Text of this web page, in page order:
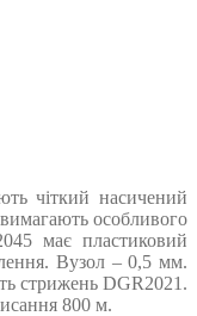
чіткий насичений
вимагають особливого
має пластиковий
Вузол – 0,5 мм.
стрижень DGR2021.
800 м.